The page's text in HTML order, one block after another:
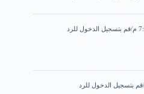
قم بتسجيل الدخول للرد
قم بتسجيل الدخول للرد